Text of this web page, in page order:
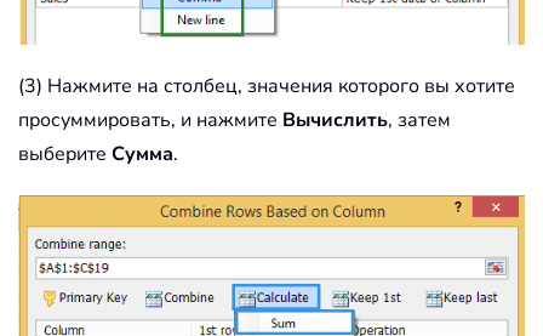
(3) Нажмите на столбец, значения которого вы хотите
просуммировать, и нажмите Вычислить, затем
выберите Сумма.